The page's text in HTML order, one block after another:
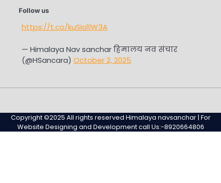
Follow us
https://t.co/kuSIa1lW3A
— Himalaya Nav sanchar हिमालय नव संचार
(@HSancara) October 2, 2025
(no
title)
Policy
Page
Page
Copyright ©2025 All rights reserved Himalaya navsanchar | For
Website Designing and Development call Us:-8920664806